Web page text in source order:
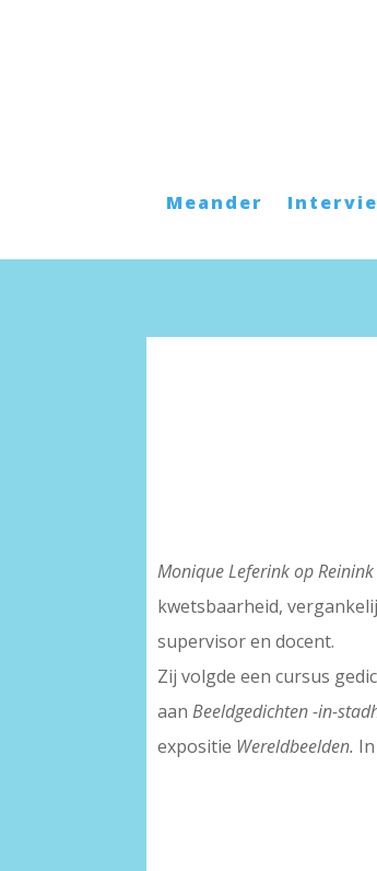
Meander
Monique Leferink op Reinink
kwetsbaarheid,
supervisor en docent.
Zij volgde een cursus
aanBeeldgedichten -in-
expositie Wereldbeelden.